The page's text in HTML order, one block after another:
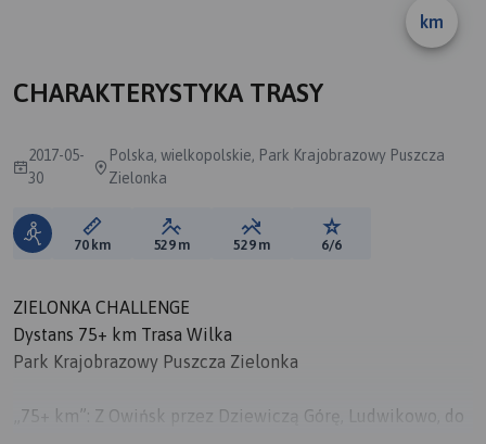
km
CHARAKTERYSTYKA TRASY
2017-05-
30
Polska, wielkopolskie, Park Krajobrazowy Puszcza
Zielonka
Długość trasy:
70 km Suma przewyższeń:
529 m Suma spadków:
529 m Ocena trasy:
6/6
ZIELONKA CHALLENGE
Dystans 75+ km Trasa Wilka
Park Krajobrazowy Puszcza Zielonka
„75+ km”: Z Owińsk przez Dziewiczą Górę, Ludwikowo, do